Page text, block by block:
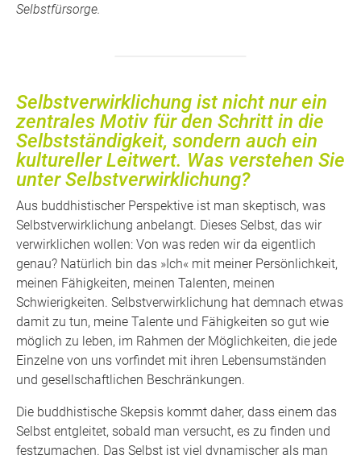
Selbstfürsorge.
Selbstverwirklichung ist nicht nur ein
zentrales Motiv für den Schritt in die
Selbstständigkeit, sondern auch ein
kultureller Leitwert. Was verstehen Sie
unter Selbstverwirklichung?
Aus buddhistischer Perspektive ist man skeptisch, was
Selbstverwirklichung anbelangt. Dieses Selbst, das wir
verwirklichen wollen: Von was reden wir da eigentlich
genau? Natürlich bin das »Ich« mit meiner Persönlichkeit,
meinen Fähigkeiten, meinen Talenten, meinen
Schwierigkeiten. Selbstverwirklichung hat demnach etwas
damit zu tun, meine Talente und Fähigkeiten so gut wie
möglich zu leben, im Rahmen der Möglichkeiten, die jede
Einzelne von uns vorfindet mit ihren Lebensumständen
und gesellschaftlichen Beschränkungen.
Die buddhistische Skepsis kommt daher, dass einem das
Selbst entgleitet, sobald man versucht, es zu finden und
festzumachen. Das Selbst ist viel dynamischer als man